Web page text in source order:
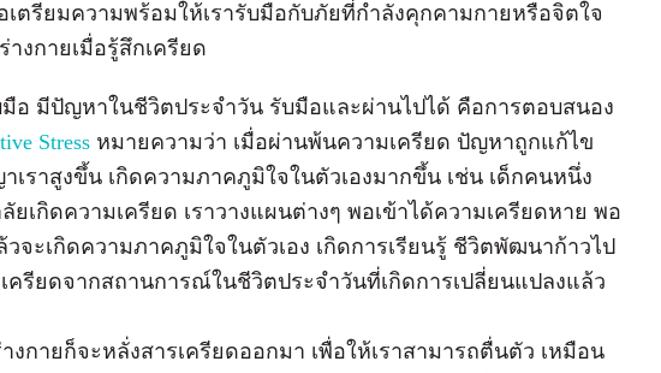
ตรียมความพร้อมให้เรารับมือกับภัยที่กำลังคุกคามกายหรือจิตใจ
งกายเมื่อรู้สึกเครียด
มือ มีปัญหาในชีวิตประจำวัน รับมือและผ่านไปได้ คือการตอบสนอง
Stress หมายความว่า เมื่อผ่านพ้นความเครียด ปัญหาถูกแก้ไข
เราสูงขึ้น เกิดความภาคภูมิใจในตัวเองมากขึ้น เช่น เด็กคนหนึ่ง
ยเกิดความเครียด เราวางแผนต่างๆ พอเข้าได้ความเครียดหาย พอ
จะเกิดความภาคภูมิใจในตัวเอง เกิดการเรียนรู้ ชีวิตพัฒนาก้าวไป
ครียดจากสถานการณ์ในชีวิตประจำวันที่เกิดการเปลี่ยนแปลงแล้ว
งกายก็จะหลั่งสารเครียดออกมา เพื่อให้เราสามารถตื่นตัว เหมือน